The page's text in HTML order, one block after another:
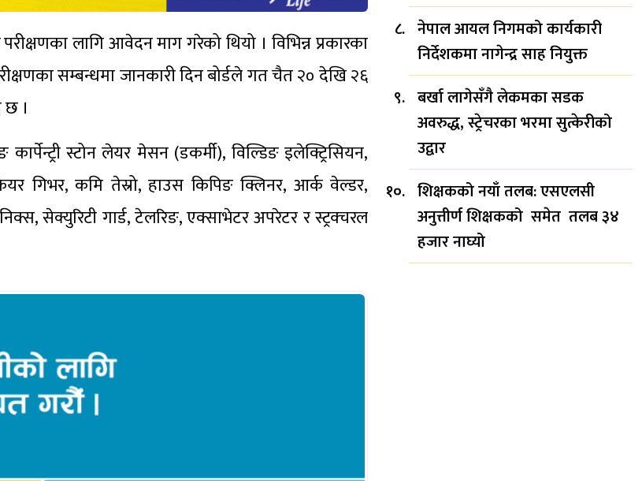
लागि आवेदन माग गरेको थियो । विभिन्न प्रकारका
सम्बन्धमा जानकारी दिन बोर्डले गत चैत २० देखि २६
।
स्टोन लेयर मेसन (डकर्मी), विल्डिङ इलेक्ट्रिसियन,
गिभर, कमि तेस्रो, हाउस किपिङ क्लिनर, आर्क वेल्डर,
सेक्युरिटी गार्ड, टेलरिङ, एक्साभेटर अपरेटर र स्ट्रक्चरल
नेपाल आयल निगमको कार्यकारी
निर्देशकमा नागेन्द्र साह नियुक्त
बर्खा लागेसँगै लेकमका सडक
अवरुद्ध, स्ट्रेचरका भरमा सुत्केरीको
उद्वार
शिक्षकको नयाँ तलब: एसएलसी
अनुत्तीर्ण शिक्षकको समेत तलब ३४
हजार नाघ्यो